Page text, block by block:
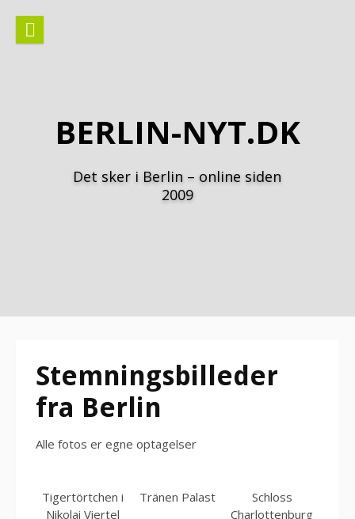
indhold
BERLIN-NYT.DK
Det sker i Berlin – online siden
2009
Stemningsbilleder
fra Berlin
Alle fotos er egne optagelser
Tigertörtchen i
Nikolai Viertel
Tränen Palast
Schloss
Charlottenburg